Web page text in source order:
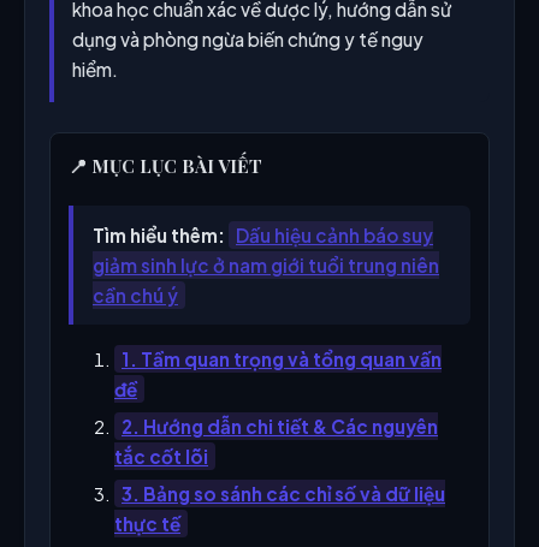
khoa học chuẩn xác về dược lý, hướng dẫn sử
dụng và phòng ngừa biến chứng y tế nguy
hiểm.
📍 MỤC LỤC BÀI VIẾT
Tìm hiểu thêm:
Dấu hiệu cảnh báo suy
giảm sinh lực ở nam giới tuổi trung niên
cần chú ý
1. Tầm quan trọng và tổng quan vấn
đề
2. Hướng dẫn chi tiết & Các nguyên
tắc cốt lõi
3. Bảng so sánh các chỉ số và dữ liệu
thực tế